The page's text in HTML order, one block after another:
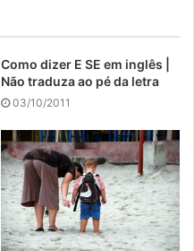
Como dizer E SE em inglês |
Não traduza ao pé da letra
03/10/2011